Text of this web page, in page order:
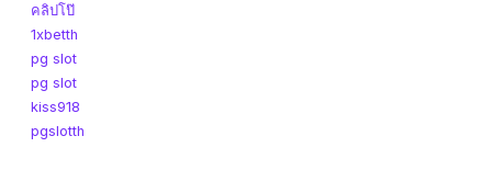
คลิปโป๊
1xbetth
pg slot
pg slot
kiss918
pgslotth